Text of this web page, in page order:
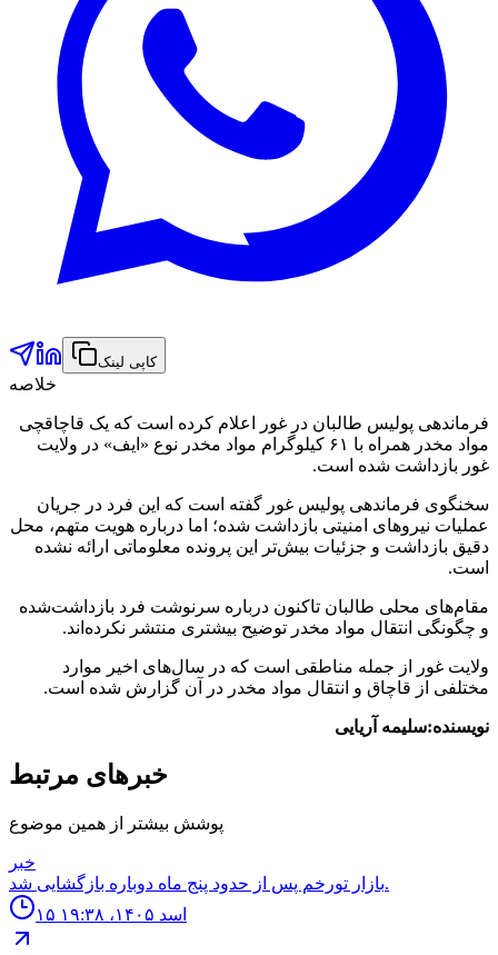
کاپی لینک
خلاصه
فرماندهی پولیس طالبان در غور اعلام کرده است که یک قاچاقچی
مواد مخدر همراه با ۶۱ کیلوگرام مواد مخدر نوع «ایف» در ولایت
غور بازداشت شده است.
سخنگوی فرماندهی پولیس غور گفته است که این فرد در جریان
عملیات نیروهای امنیتی بازداشت شده؛ اما درباره هویت متهم، محل
دقیق بازداشت و جزئیات بیش‌تر این پرونده معلوماتی ارائه نشده
است.
مقام‌های محلی طالبان تاکنون درباره سرنوشت فرد بازداشت‌شده
و چگونگی انتقال مواد مخدر توضیح بیشتری منتشر نکرده‌اند.
ولایت غور از جمله مناطقی است که در سال‌های اخیر موارد
مختلفی از قاچاق و انتقال مواد مخدر در آن گزارش شده است.
نویسنده:سلیمه آریایی
خبرهای مرتبط
پوشش بیشتر از همین موضوع
خبر
بازار تورخم پس از حدود پنج ماه دوباره بازگشایی شد.
۱۵ اسد ۱۴۰۵، ۱۹:۳۸